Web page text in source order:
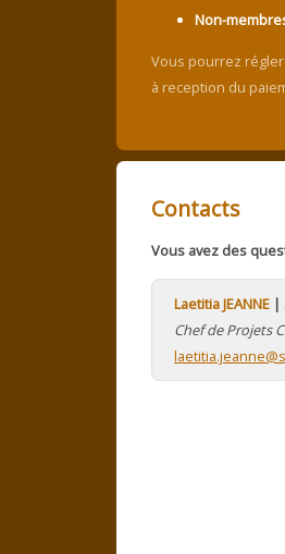
Non-
Vous pourrez
à reception du
Contacts
Vous avez des
Laetitia JEANNE |
Chef de Projets